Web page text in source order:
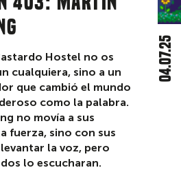
Hostel no os
cualquiera, sino a un
que cambió el mundo
como la palabra.
no movía a sus
fuerza, sino con sus
la voz, pero
lo escucharan.
04.07.25